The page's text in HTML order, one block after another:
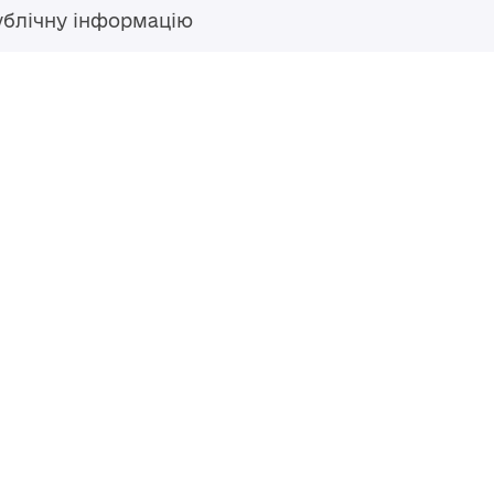
інформацію